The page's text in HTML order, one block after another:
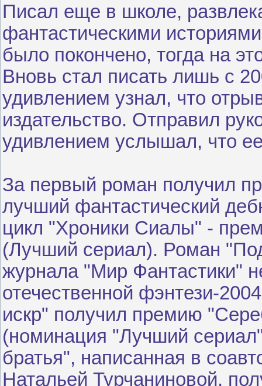
Писал еще в школе,
фантастическими
было покончено, тогда на
Вновь стал писать лишь с
удивлением узнал, что
издательство. Отправил
удивлением услышал, что
За первый роман получил
лучший фантастический
цикл "Хроники Сиалы" -
(Лучший сериал). Роман
журнала "Мир Фантастики"
отечественной фэнтези-
искр" получил премию
(номинация "Лучший
братья", написанная в
Натальей Турчаниновой,